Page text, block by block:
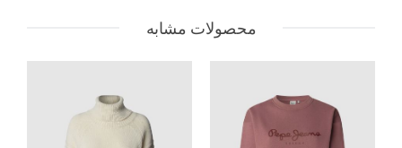
محصولات مشابه